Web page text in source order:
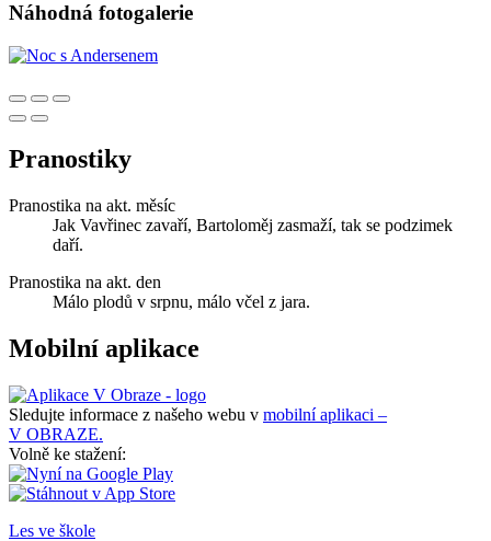
Náhodná fotogalerie
Pranostiky
Pranostika na akt. měsíc
Jak Vavřinec zavaří, Bartoloměj zasmaží, tak se podzimek
daří.
Pranostika na akt. den
Málo plodů v srpnu, málo včel z jara.
Mobilní aplikace
Sledujte informace z našeho webu v mobilní aplikaci –
V OBRAZE.
Volně ke stažení:
Les ve škole